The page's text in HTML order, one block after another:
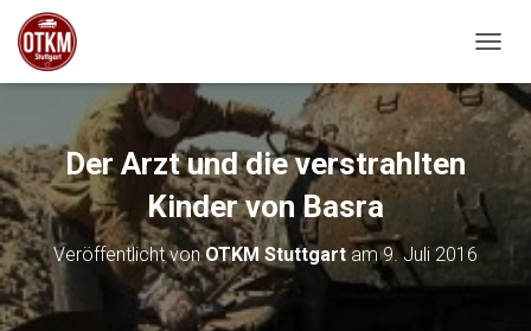
Der Arzt und die verstrahlten
Kinder von Basra
Veröffentlicht vonOTKM Stuttgartam9. Juli 2016